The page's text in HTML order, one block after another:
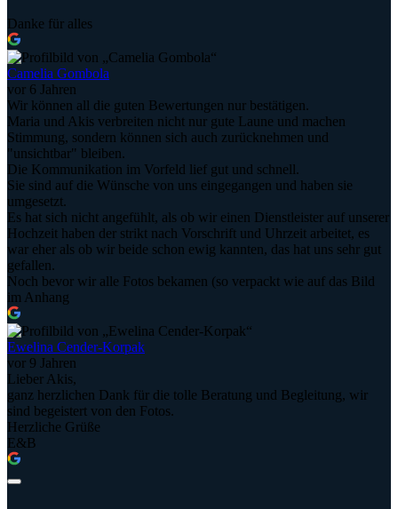
Danke für alles
Camelia Gombola
vor 6 Jahren
Wir können all die guten Bewertungen nur bestätigen.
Maria und Akis verbreiten nicht nur gute Laune und machen
Stimmung, sondern können sich auch zurücknehmen und
"unsichtbar" bleiben.
Die Kommunikation im Vorfeld lief gut und schnell.
Sie sind auf die Wünsche von uns eingegangen und haben sie
umgesetzt.
Es hat sich nicht angefühlt, als ob wir einen Dienstleister auf unserer
Hochzeit haben der strikt nach Vorschrift und Uhrzeit arbeitet, es
war eher als ob wir beide schon ewig kannten, das hat uns sehr gut
gefallen.
Noch bevor wir alle Fotos bekamen (so verpackt wie auf das Bild
im Anhang
Ewelina Cender-Korpak
vor 9 Jahren
Lieber Akis,
ganz herzlichen Dank für die tolle Beratung und Begleitung, wir
sind begeistert von den Fotos.
Herzliche Grüße
E&B